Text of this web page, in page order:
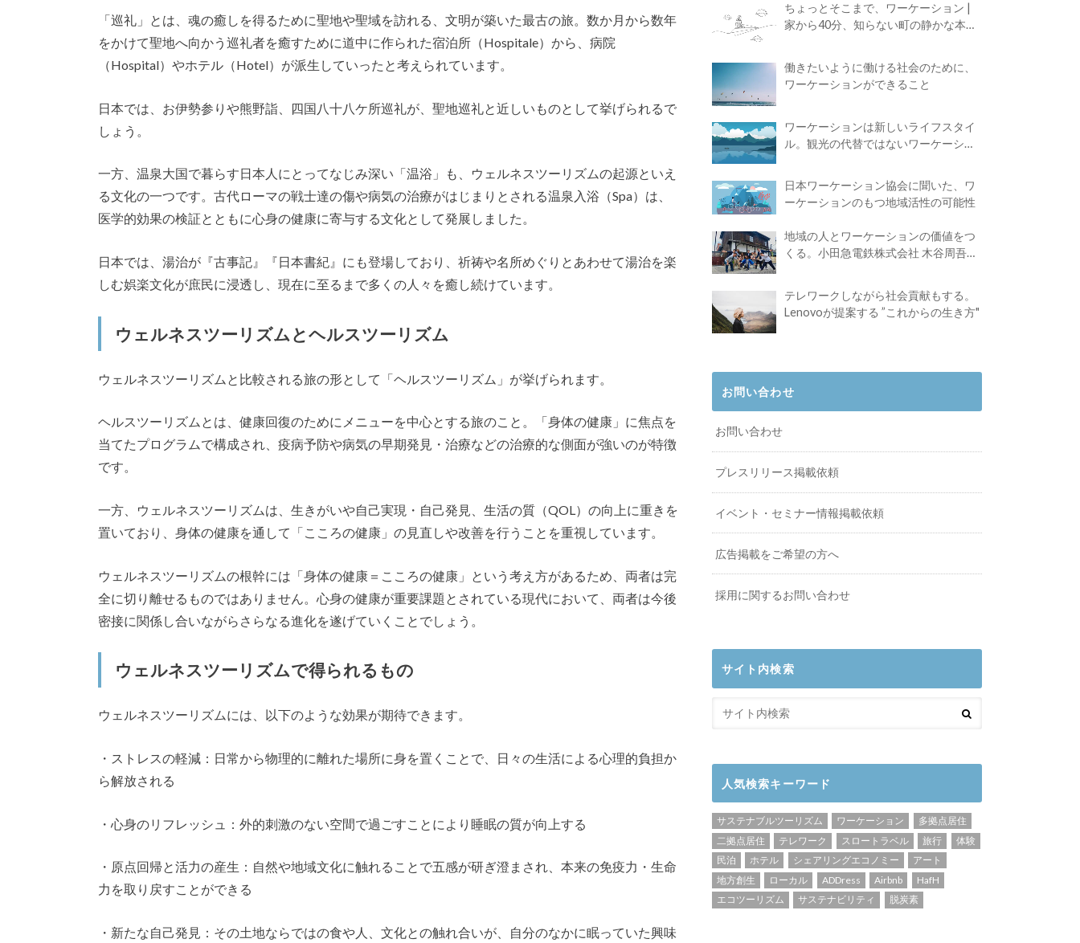
「巡礼」とは、魂の癒しを得るために聖地や聖域を訪れる、文明が築いた最古の旅。数か月から数年
をかけて聖地へ向かう巡礼者を癒すために道中に作られた宿泊所（Hospitale）から、病院
（Hospital）やホテル（Hotel）が派生していったと考えられています。
日本では、お伊勢参りや熊野詣、四国八十八ケ所巡礼が、聖地巡礼と近しいものとして挙げられるで
しょう。
一方、温泉大国で暮らす日本人にとってなじみ深い「温浴」も、ウェルネスツーリズムの起源といえ
る文化の一つです。古代ローマの戦士達の傷や病気の治療がはじまりとされる温泉入浴（Spa）は、
医学的効果の検証とともに心身の健康に寄与する文化として発展しました。
日本では、湯治が『古事記』『日本書紀』にも登場しており、祈祷や名所めぐりとあわせて湯治を楽
しむ娯楽文化が庶民に浸透し、現在に至るまで多くの人々を癒し続けています。
ウェルネスツーリズムとヘルスツーリズム
ウェルネスツーリズムと比較される旅の形として「ヘルスツーリズム」が挙げられます。
ヘルスツーリズムとは、健康回復のためにメニューを中心とする旅のこと。「身体の健康」に焦点を
当てたプログラムで構成され、疫病予防や病気の早期発見・治療などの治療的な側面が強いのが特徴
です。
一方、ウェルネスツーリズムは、生きがいや自己実現・自己発見、生活の質（QOL）の向上に重きを
置いており、身体の健康を通して「こころの健康」の見直しや改善を行うことを重視しています。
ウェルネスツーリズムの根幹には「身体の健康＝こころの健康」という考え方があるため、両者は完
全に切り離せるものではありません。心身の健康が重要課題とされている現代において、両者は今後
密接に関係し合いながらさらなる進化を遂げていくことでしょう。
ウェルネスツーリズムで得られるもの
ウェルネスツーリズムには、以下のような効果が期待できます。
・ストレスの軽減：日常から物理的に離れた場所に身を置くことで、日々の生活による心理的負担か
ら解放される
・心身のリフレッシュ：外的刺激のない空間で過ごすことにより睡眠の質が向上する
・原点回帰と活力の産生：自然や地域文化に触れることで五感が研ぎ澄まされ、本来の免疫力・生命
力を取り戻すことができる
・新たな自己発見：その土地ならではの食や人、文化との触れ合いが、自分のなかに眠っていた興味
ちょっとそこまで、ワーケーション |
家から40分、知らない町の静かな本屋
働きたいように働ける社会のために、
ワーケーションができること
ワーケーションは新しいライフスタイ
ル。観光の代替ではないワーケーショ
日本ワーケーション協会に聞いた、ワ
ーケーションのもつ地域活性の可能性
地域の人とワーケーションの価値をつ
くる。小田急電鉄株式会社 木谷周吾さ
テレワークしながら社会貢献もする。
Lenovoが提案する ”これからの生き方"
お問い合わせ
お問い合わせ
プレスリリース掲載依頼
イベント・セミナー情報掲載依頼
広告掲載をご希望の方へ
採用に関するお問い合わせ
サイト内検索
人気検索キーワード
サステナブルツーリズム ワーケーション
多拠点居住
二拠点居住
テレワーク スロートラベル 旅行
体験
民泊
ホテル シェアリングエコノミー
アート
地方創生
ローカル ADDress Airbnb
HafH
エコツーリズム
サステナビリティ 脱炭素